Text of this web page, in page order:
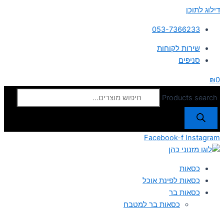
דילוג לתוכן
053-7366233
שירות לקוחות
סניפים
₪0
Products search
Facebook-f Instagram
כסאות
כסאות לפינת אוכל
כסאות בר
כסאות בר למטבח